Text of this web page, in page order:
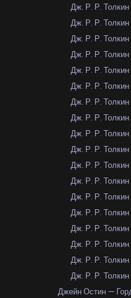
Дж. Р. Р.
Дж. Р. Р.
Дж. Р. Р.
Дж. Р. Р.
Дж. Р. Р.
Дж. Р. Р.
Дж. Р. Р.
Дж. Р. Р.
Дж. Р. Р.
Дж. Р. Р.
Дж. Р. Р.
Дж. Р. Р.
Дж. Р. Р.
Дж. Р. Р.
Дж. Р. Р.
Дж. Р. Р.
Дж. Р. Р.
Дж. Р. Р.
Джейн Остин —